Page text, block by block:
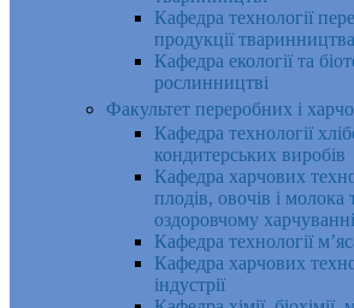
Кафедра технології
продукції тваринництва
Кафедра екології та
рослинництві
Факультет переробних і
Кафедра технології
кондитерських виробів
Кафедра харчових
плодів, овочів і молока
оздоровчому
Кафедра технології
Кафедра харчових
індустрії